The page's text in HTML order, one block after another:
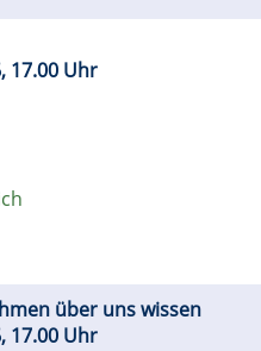
17.00 Uhr
über uns wissen
17.00 Uhr